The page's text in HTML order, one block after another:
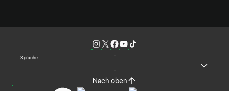
Sprache
Nach oben